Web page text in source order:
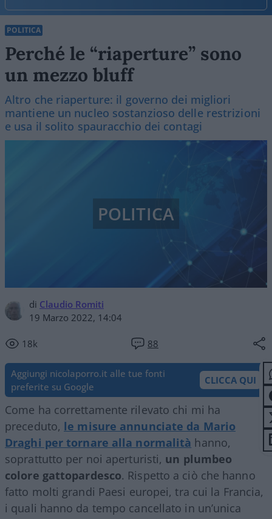
POLITICA
Perché le “riaperture” sono
un mezzo bluff
Altro che riaperture: il governo dei migliori
mantiene un nucleo sostanzioso delle restrizioni
e usa il solito spauracchio dei contagi
di Claudio Romiti
19 Marzo 2022, 14:04
18k 88
POLITICA
Aggiungi nicolaporro.it alle tue fonti
preferite su Google
CLICCA QUI
Come ha correttamente rilevato chi mi ha
preceduto, le misure annunciate da Mario
Draghi per tornare alla normalità hanno,
soprattutto per noi aperturisti, un plumbeo
colore gattopardesco. Rispetto a ciò che hanno
fatto molti grandi Paesi europei, tra cui la Francia,
i quali hanno da tempo cancellato in un’unica